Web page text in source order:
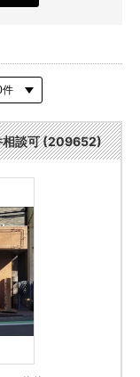
相談可 (209652)